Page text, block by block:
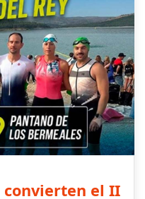
convierten el II